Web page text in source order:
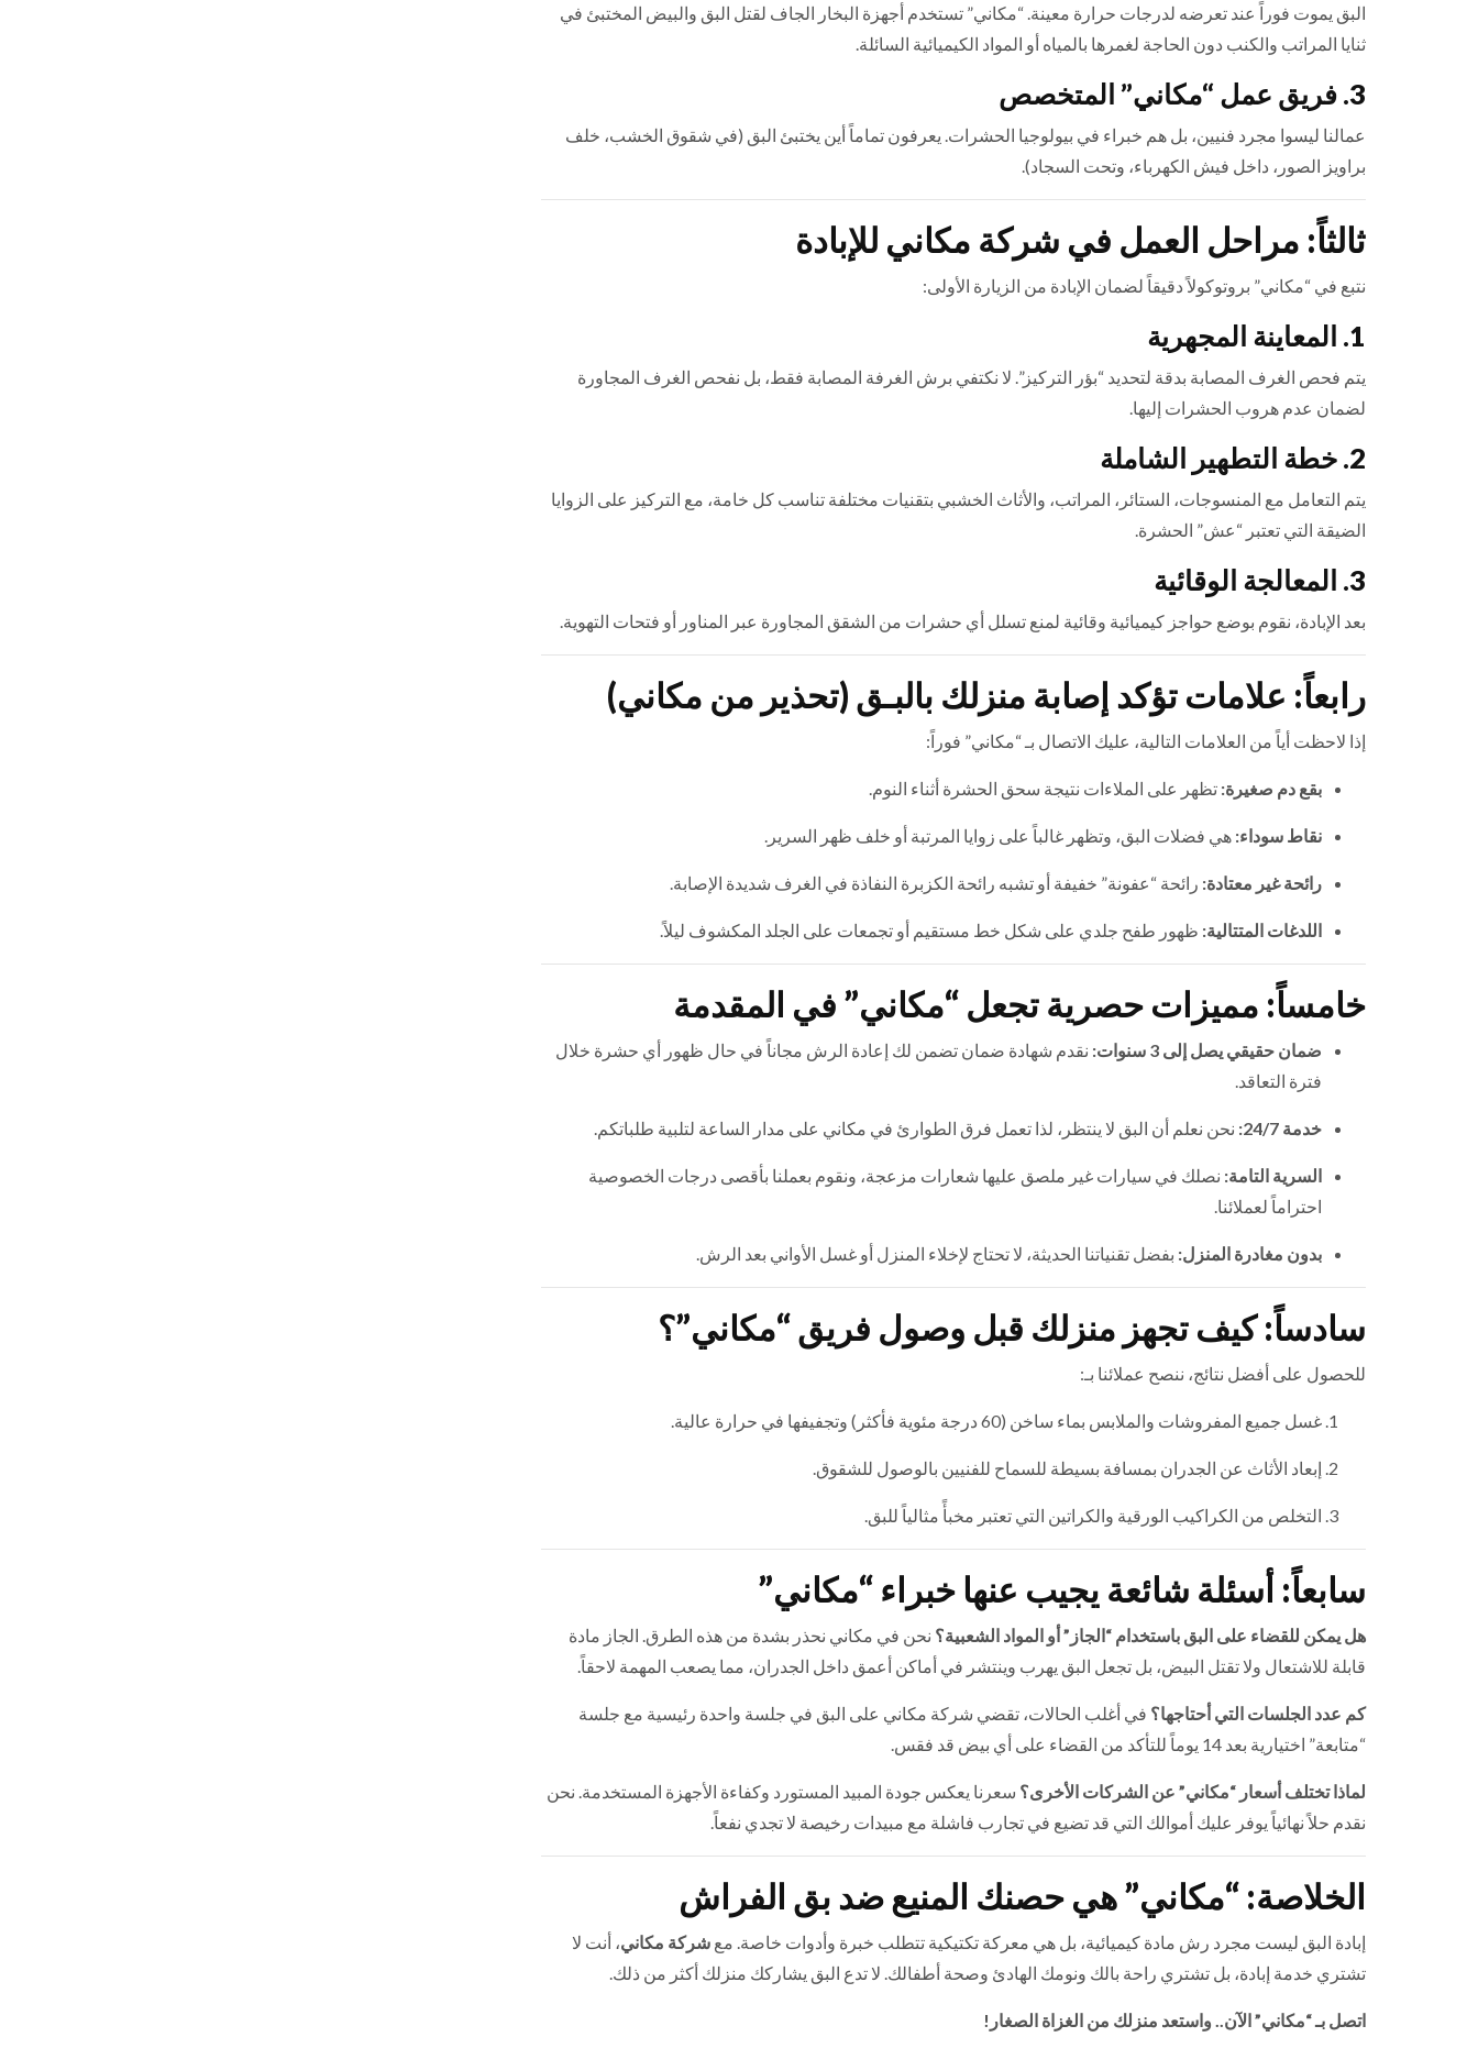
البق يموت فوراً عند تعرضه لدرجات حرارة معينة. “مكاني” تستخدم أجهزة البخار الجاف لقتل البق والبيض المختبئ في
ثنايا المراتب والكنب دون الحاجة لغمرها بالمياه أو المواد الكيميائية السائلة.
3. فريق عمل “مكاني” المتخصص
عمالنا ليسوا مجرد فنيين، بل هم خبراء في بيولوجيا الحشرات. يعرفون تماماً أين يختبئ البق (في شقوق الخشب، خلف
براويز الصور، داخل فيش الكهرباء، وتحت السجاد).
ثالثاً: مراحل العمل في شركة مكاني للإبادة
نتبع في “مكاني” بروتوكولاً دقيقاً لضمان الإبادة من الزيارة الأولى:
1. المعاينة المجهرية
يتم فحص الغرف المصابة بدقة لتحديد “بؤر التركيز”. لا نكتفي برش الغرفة المصابة فقط، بل نفحص الغرف المجاورة
لضمان عدم هروب الحشرات إليها.
2. خطة التطهير الشاملة
يتم التعامل مع المنسوجات، الستائر، المراتب، والأثاث الخشبي بتقنيات مختلفة تناسب كل خامة، مع التركيز على الزوايا
الضيقة التي تعتبر “عش” الحشرة.
3. المعالجة الوقائية
بعد الإبادة، نقوم بوضع حواجز كيميائية وقائية لمنع تسلل أي حشرات من الشقق المجاورة عبر المناور أو فتحات التهوية.
رابعاً: علامات تؤكد إصابة منزلك بالبـق (تحذير من مكاني)
إذا لاحظت أياً من العلامات التالية، عليك الاتصال بـ “مكاني” فوراً:
بقع دم صغيرة: تظهر على الملاءات نتيجة سحق الحشرة أثناء النوم.
نقاط سوداء: هي فضلات البق، وتظهر غالباً على زوايا المرتبة أو خلف ظهر السرير.
رائحة غير معتادة: رائحة “عفونة” خفيفة أو تشبه رائحة الكزبرة النفاذة في الغرف شديدة الإصابة.
اللدغات المتتالية: ظهور طفح جلدي على شكل خط مستقيم أو تجمعات على الجلد المكشوف ليلاً.
خامساً: مميزات حصرية تجعل “مكاني” في المقدمة
ضمان حقيقي يصل إلى 3 سنوات:
نقدم شهادة ضمان تضمن لك إعادة الرش مجاناً في حال ظهور أي حشرة خلال
فترة التعاقد.
خدمة 24/7: نحن نعلم أن البق لا ينتظر، لذا تعمل فرق الطوارئ في مكاني على مدار الساعة لتلبية طلباتكم.
السرية التامة: نصلك في سيارات غير ملصق عليها شعارات مزعجة، ونقوم بعملنا بأقصى درجات الخصوصية
احتراماً لعملائنا.
بدون مغادرة المنزل: بفضل تقنياتنا الحديثة، لا تحتاج لإخلاء المنزل أو غسل الأواني بعد الرش.
سادساً: كيف تجهز منزلك قبل وصول فريق “مكاني”؟
للحصول على أفضل نتائج، ننصح عملائنا بـ:
غسل جميع المفروشات والملابس بماء ساخن (60 درجة مئوية فأكثر) وتجفيفها في حرارة عالية.
إبعاد الأثاث عن الجدران بمسافة بسيطة للسماح للفنيين بالوصول للشقوق.
التخلص من الكراكيب الورقية والكراتين التي تعتبر مخبأً مثالياً للبق.
سابعاً: أسئلة شائعة يجيب عنها خبراء “مكاني”
هل يمكن للقضاء على البق باستخدام “الجاز” أو المواد الشعبية؟ نحن في مكاني نحذر بشدة من هذه الطرق. الجاز مادة
قابلة للاشتعال ولا تقتل البيض، بل تجعل البق يهرب وينتشر في أماكن أعمق داخل الجدران، مما يصعب المهمة لاحقاً.
كم عدد الجلسات التي أحتاجها؟ في أغلب الحالات، تقضي شركة مكاني على البق في جلسة واحدة رئيسية مع جلسة
“متابعة” اختيارية بعد 14 يوماً للتأكد من القضاء على أي بيض قد فقس.
لماذا تختلف أسعار “مكاني” عن الشركات الأخرى؟ سعرنا يعكس جودة المبيد المستورد وكفاءة الأجهزة المستخدمة. نحن
نقدم حلاً نهائياً يوفر عليك أموالك التي قد تضيع في تجارب فاشلة مع مبيدات رخيصة لا تجدي نفعاً.
الخلاصة: “مكاني” هي حصنك المنيع ضد بق الفراش
إبادة البق ليست مجرد رش مادة كيميائية، بل هي معركة تكتيكية تتطلب خبرة وأدوات خاصة. مع شركة مكاني، أنت لا
تشتري خدمة إبادة، بل تشتري راحة بالك ونومك الهادئ وصحة أطفالك. لا تدع البق يشاركك منزلك أكثر من ذلك.
اتصل بـ “مكاني” الآن.. واستعد منزلك من الغزاة الصغار!